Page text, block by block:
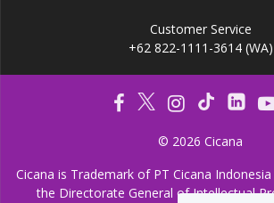
Customer Service
+62 822-1111-3614 (WA)
© 2026 Cicana
Cicana is Trademark of PT Cicana
the Directorate General of Intellectual